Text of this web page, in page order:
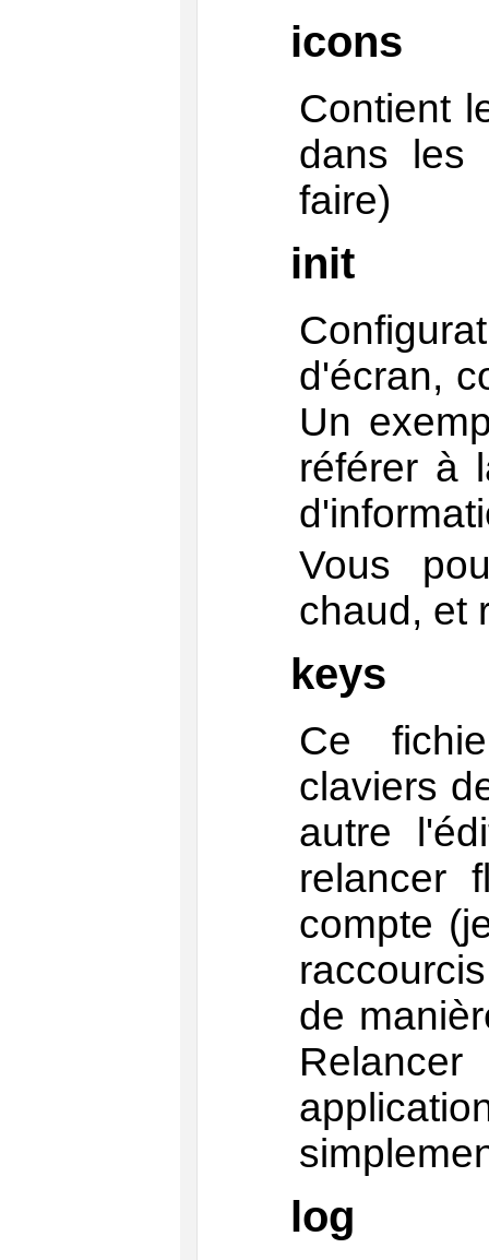
icons
Contient
dans les
faire)
init
d'écran,
Un
référer à
Vous
chaud, et
keys
Ce
claviers
autre
relancer
compte
de
log